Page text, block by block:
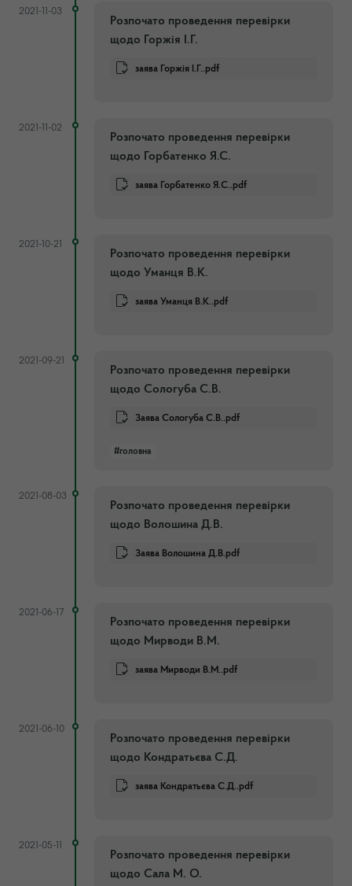
2021-11-03
Розпочато проведення перевірки
щодо Горжія І.Г.
заява Горжія І.Г..pdf
2021-11-02
Розпочато проведення перевірки
щодо Горбатенко Я.С.
заява Горбатенко Я.С..pdf
2021-10-21
Розпочато проведення перевірки
щодо Уманця В.К.
заява Уманця В.К..pdf
2021-09-21
Розпочато проведення перевірки
щодо Сологуба С.В.
Заява Сологуба С.В..pdf
#головна
2021-08-03
Розпочато проведення перевірки
щодо Волошина Д.В.
Заява Волошина Д.В.pdf
2021-06-17
Розпочато проведення перевірки
щодо Мирводи В.М.
заява Мирводи В.М..pdf
2021-06-10
Розпочато проведення перевірки
щодо Кондратьєва С.Д.
заява Кондратьєва С.Д..pdf
2021-05-11
Розпочато проведення перевірки
щодо Сала М. О.